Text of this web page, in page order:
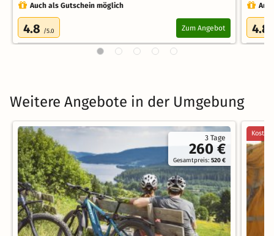
Auch als Gutschein möglich
4.8 /5.0 Zum Angebot 4.8
Weitere Angebote in der Umgebung
3 Tage
260 €
Gesamtpreis:520 €